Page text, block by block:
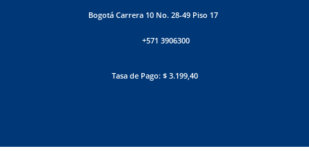
Bogotá Carrera 10 No. 28-49 Piso 17
+571 3906300
Tasa de Pago: $ 3.199,40